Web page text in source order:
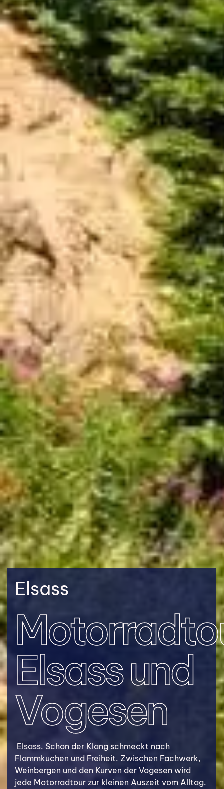
Elsass
Elsass und
Vogesen
Elsass. Schon der Klang schmeckt nach
Flammkuchen und Freiheit. Zwischen Fachwerk,
Weinbergen und den Kurven der Vogesen wird
jede Motorrad­tour zur kleinen Auszeit vom Alltag.